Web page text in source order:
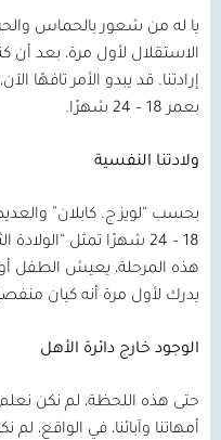
يا له من شعور بالحماس
الاستقلال لأول مرة، بعد أن
إرادتنا. قد يبدو الأمر تافهًا
بعمر 18 – 24 شهرًا.
ولادتنا النفسية
بحسب “لويز ج. كابلان”
18 – 24 شهرًا تمثل
هذه المرحلة، يعيش الطفل
يدرك لأول مرة أنه كيان
الوجود خارج دائرة الأهل
حتى هذه اللحظة، لم نكن
أمهاتنا وآبائنا، في الواقع،